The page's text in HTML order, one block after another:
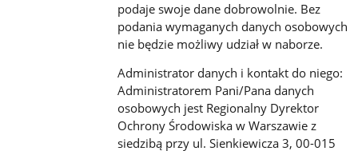
podaje swoje dane dobrowolnie. Bez
podania wymaganych danych osobowych
nie będzie możliwy udział w naborze.
Administrator danych i kontakt do niego:
Administratorem Pani/Pana danych
osobowych jest Regionalny Dyrektor
Ochrony Środowiska w Warszawie z
siedzibą przy ul. Sienkiewicza 3, 00-015